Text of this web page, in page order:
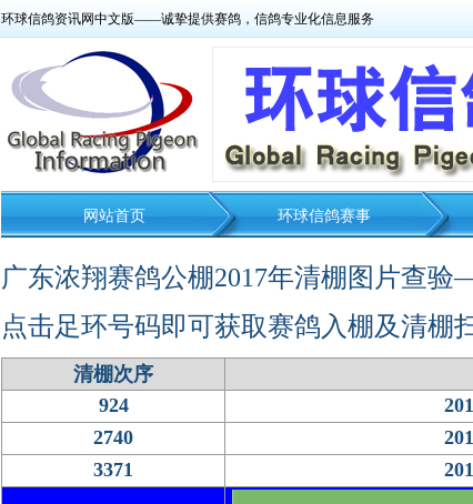
环球信鸽资讯网中文版——诚挚提供赛鸽，信鸽专业化信息服务
网站首页 环球信鸽赛事
广东浓翔赛鸽公棚2017年清棚图片查
点击足环号码即可获取赛鸽入棚及清棚
清棚次序
924
2740
3371